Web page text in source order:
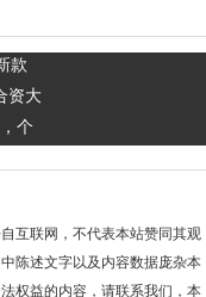
款
资大
个
互联网，不代表本站赞同其观
陈述文字以及内容数据庞杂本
权益的内容，请联系我们，本